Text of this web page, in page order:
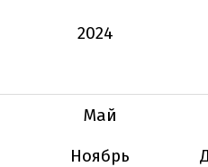
2024
Май
Ноябрь